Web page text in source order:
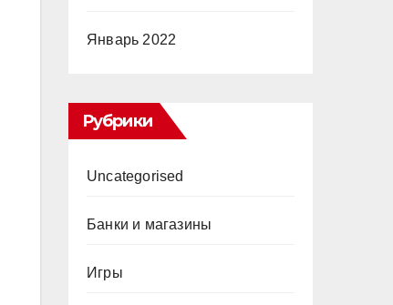
Январь 2022
Рубрики
Uncategorised
Банки и магазины
Игры